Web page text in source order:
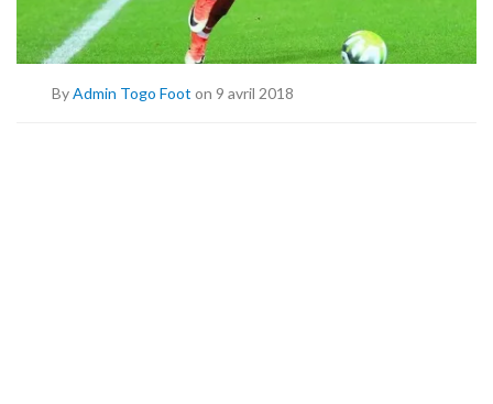
By Admin Togo Foot on 9 avril 2018